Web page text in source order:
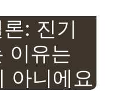
: 진기
이유는
아니에요